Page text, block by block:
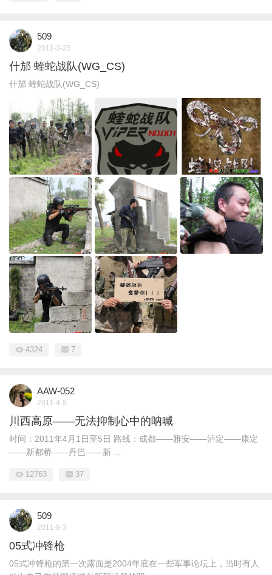
509
2011-3-25
什邡 蝰蛇战队(WG_CS)
什邡 蝰蛇战队(WG_CS)
4324 7
AAW-052
2011-4-8
川西高原——无法抑制心中的呐喊
时间：2011年4月1日至5日 路线：成都——雅安——泸定——康定
——新都桥——丹巴——新 ...
12763 37
509
2011-8-3
05式冲锋枪
05式冲锋枪的第一次露面是2004年底在一些军事论坛上，当时有人